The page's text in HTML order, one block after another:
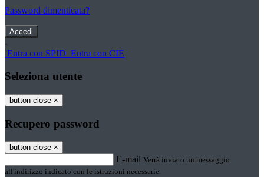
Password dimenticata?
-
Entra con SPID Entra con CIE
Seleziona utente
button close ×
Recupero password
button close ×
E-mail Verrà inviato un messaggio
all'indirizzo indicato con le istruzioni necessarie.